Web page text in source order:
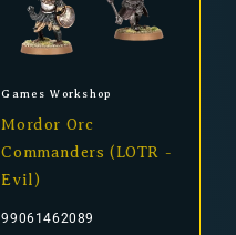
Anbieter:
Games Workshop
Mordor Orc
Commanders (LOTR -
Evil)
99061462089